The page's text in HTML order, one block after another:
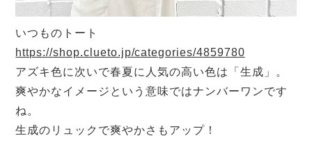
いつものトート
https://shop.clueto.jp/categories/4859780
アズキ色に次いで春夏に人気の高い色は「生成」。
爽やかなイメージという意味ではナンバーワンです
ね。
生成のリュックで爽やかさもアップ！